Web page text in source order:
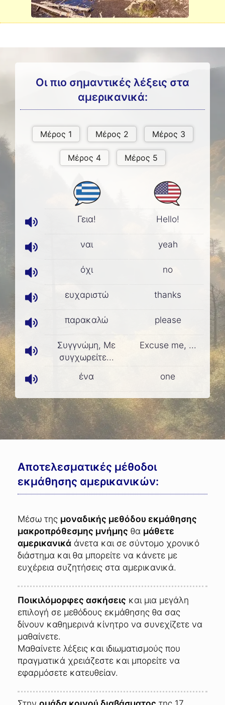
Οι πιο σημαντικές λέξεις στα
αμερικανικά:
Γεια! Hello!
ναι yeah
όχι no
ευχαριστώ thanks
παρακαλώ please
Συγγνώμη, Με
συγχωρείτε...
Excuse me, ...
ένα one
Αποτελεσματικές μέθοδοι
εκμάθησης αμερικανικών:
Μέσω της μοναδικής μεθόδου εκμάθησης
μακροπρόθεσμης μνήμης θα μάθετε
αμερικανικά άνετα και σε σύντομο χρονικό
διάστημα και θα μπορείτε να κάνετε με
ευχέρεια συζητήσεις στα αμερικανικά.
Ποικιλόμορφες ασκήσεις και μια μεγάλη
επιλογή σε μεθόδους εκμάθησης θα σας
δίνουν καθημερινά κίνητρο να συνεχίζετε να
μαθαίνετε.
Μαθαίνετε λέξεις και ιδιωματισμούς που
πραγματικά χρειάζεστε και μπορείτε να
εφαρμόσετε κατευθείαν.